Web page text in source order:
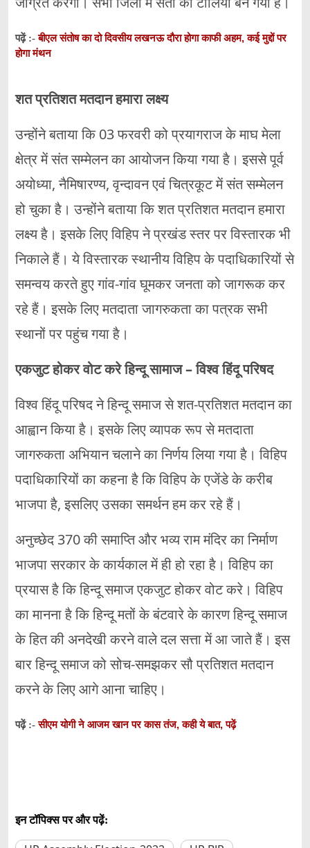
पढ़ें :-बीएल संतोष का दो दिवसीय लखनऊ दौरा होगा काफी अहम, कई मुद्दों पर
होगा मंथन
शत प्रतिशत मतदान हमारा लक्ष्य
उन्होंने बताया कि 03 फरवरी को प्रयागराज के माघ मेला
क्षेत्र में संत सम्मेलन का आयोजन किया गया है। इससे पूर्व
अयोध्या, नैमिषारण्य, वृन्दावन एवं चित्रकूट में संत सम्मेलन
हो चुका है। उन्होंने बताया कि शत प्रतिशत मतदान हमारा
लक्ष्य है। इसके लिए विहिप ने प्रखंड स्तर पर विस्तारक भी
निकाले हैं। ये विस्तारक स्थानीय विहिप के पदाधिकारियों से
समन्वय करते हुए गांव-गांव घूमकर जनता को जागरूक कर
रहे हैं। इसके लिए मतदाता जागरुकता का पत्रक सभी
स्थानों पर पहुंच गया है।
एकजुट होकर वोट करे हिन्दू सामाज – विश्व हिंदू परिषद
विश्व हिंदू परिषद ने हिन्दू समाज से शत-प्रतिशत मतदान का
आह्वान किया है। इसके लिए व्यापक रूप से मतदाता
जागरुकता अभियान चलाने का निर्णय लिया गया है। विहिप
पदाधिकारियों का कहना है कि विहिप के एजेंडे के करीब
भाजपा है, इसलिए उसका समर्थन हम कर रहे हैं।
अनुच्छेद 370 की समाप्ति और भव्य राम मंदिर का निर्माण
भाजपा सरकार के कार्यकाल में ही हो रहा है। विहिप का
प्रयास है कि हिन्दू समाज एकजुट होकर वोट करे। विहिप
का मानना है कि हिन्दू मतों के बंटवारे के कारण हिन्दू समाज
के हित की अनदेखी करने वाले दल सत्ता में आ जाते हैं। इस
बार हिन्दू समाज को सोच-समझकर सौ प्रतिशत मतदान
करने के लिए आगे आना चाहिए।
पढ़ें :-सीएम योगी ने आजम खान पर कास तंज, कही ये बात, पढ़ें
इन टॉपिक्स पर और पढ़ें: